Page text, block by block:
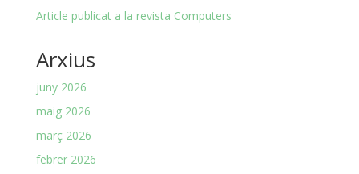
Article publicat a la revista Computers
Arxius
juny 2026
maig 2026
març 2026
febrer 2026